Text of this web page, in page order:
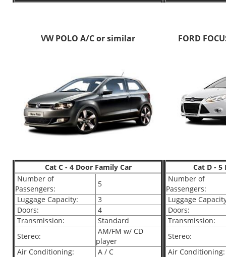
VW POLO A/C or similar
Cat C - 4 Door Family Car
Number of
Passengers:
5
Luggage Capacity:
3
Doors:
4
Transmission:
Standard
Stereo:
AM/FM w/ CD
player
Air Conditioning:
A / C
FORD
Cat D - 5
Number of
Passengers:
Luggage
Doors:
Transmission:
Stereo:
Air Conditioning: